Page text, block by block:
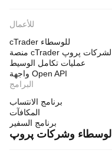
للأعمال
cTrader للوسطاء
منصة cTrader لشركات پروپ
عمليات تكامل الوسيط
واجهة Open API
البرامج
برنامج الانتساب
المكافآت
برنامج السفير
الوسطاء وشركات پروپ